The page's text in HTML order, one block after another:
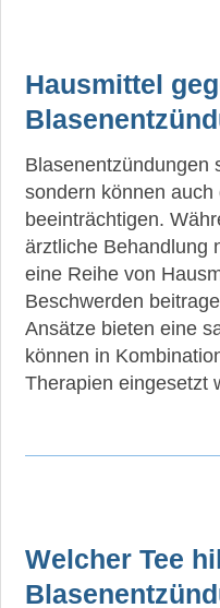
Hausmittel
Blasenentzündungen
sondern können
beeinträchtigen.
ärztliche Behandlung
eine Reihe von
Beschwerden
Ansätze bieten eine
können in
Therapien eingesetzt
Welcher Tee